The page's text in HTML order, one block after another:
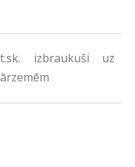
t.sk. izbraukuši uz
ārzemēm